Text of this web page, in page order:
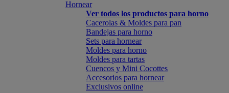
Hornear
Ver todos los productos para horno
Cacerolas & Moldes para pan
Bandejas para horno
Sets para hornear
Moldes para horno
Moldes para tartas
Cuencos y Mini Cocottes
Accesorios para hornear
Exclusivos online